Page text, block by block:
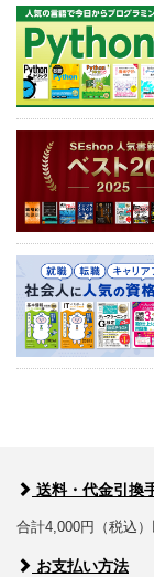
送料・代金引換
合計4,000円（税込
お支払い方法